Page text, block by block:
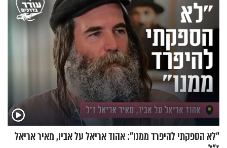
"לא הספקתי להיפרד ממנו": אהוד אריאל על אביו, מאיר אריאל